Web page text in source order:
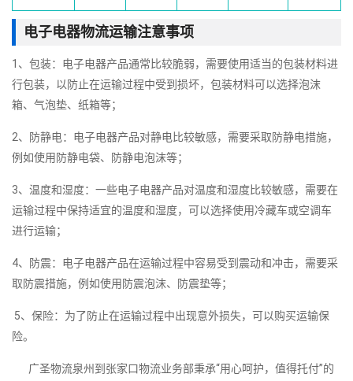
电子电器物流运输注意事项
1、包装：电子电器产品通常比较脆弱，需要使用适当的包装材料进
行包装，以防止在运输过程中受到损坏，包装材料可以选择泡沫
箱、气泡垫、纸箱等；
2、防静电：电子电器产品对静电比较敏感，需要采取防静电措施，
例如使用防静电袋、防静电泡沫等；
3、温度和湿度：一些电子电器产品对温度和湿度比较敏感，需要在
运输过程中保持适宜的温度和湿度，可以选择使用冷藏车或空调车
进行运输；
4、防震：电子电器产品在运输过程中容易受到震动和冲击，需要采
取防震措施，例如使用防震泡沫、防震垫等；
5、保险：为了防止在运输过程中出现意外损失，可以购买运输保
险。
广圣物流泉州到张家口物流业务部秉承“用心呵护，值得托付”的